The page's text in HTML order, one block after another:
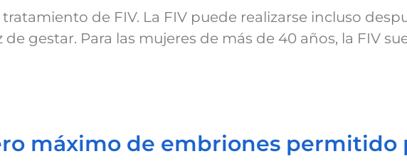
de FIV. La FIV puede realizarse incluso
gestar. Para las mujeres de más de 40 años, la FIV
máximo de embriones permitido